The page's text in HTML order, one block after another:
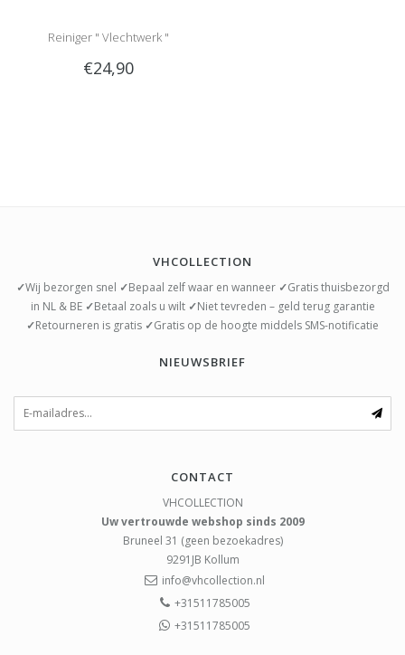
Reiniger " Vlechtwerk "
€24,90
VHCOLLECTION
✓Wij bezorgen snel ✓Bepaal zelf waar en wanneer ✓Gratis thuisbezorgd
in NL & BE ✓Betaal zoals u wilt ✓Niet tevreden – geld terug garantie
✓Retourneren is gratis ✓Gratis op de hoogte middels SMS-notificatie
NIEUWSBRIEF
CONTACT
VHCOLLECTION
Uw vertrouwde webshop sinds 2009
Bruneel 31 (geen bezoekadres)
9291JB Kollum
info@vhcollection.nl
+31511785005
+31511785005